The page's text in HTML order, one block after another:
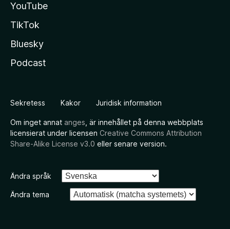
YouTube
TikTok
Bluesky
Podcast
Sekretess Kakor Juridisk information
Om inget annat anges , är innehållet på denna webbplats
licensierat under licensen Creative Commons Attribution
Share-Alike License v3.0 eller senare version.
Ändra språk
Ändra tema